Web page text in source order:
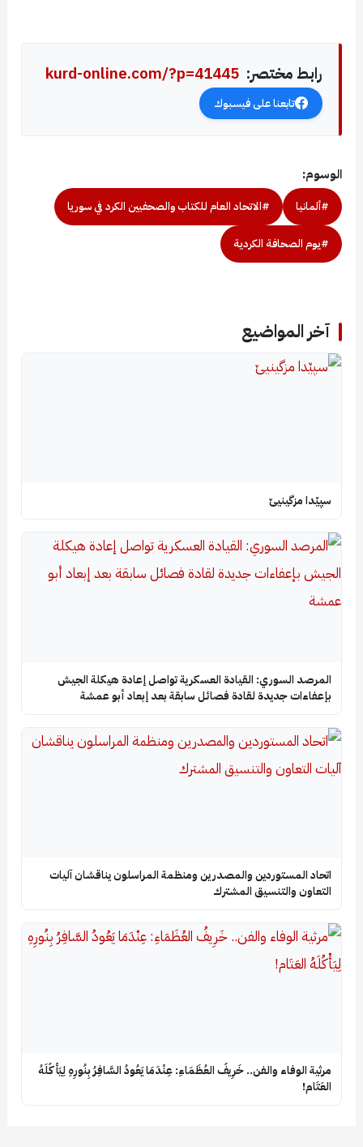
رابط مختصر: kurd-online.com/?p=41445
تابعنا على فيسبوك
الوسوم:
#ألمانيا #الاتحاد العام للكتاب والصحفيين الكرد في سوريا
#يوم الصحافة الكردية
آخر المواضيع
سپێدا مزگینیێ
المرصد السوري: القيادة العسكرية تواصل إعادة هيكلة الجيش
بإعفاءات جديدة لقادة فصائل سابقة بعد إبعاد أبو عمشة
اتحاد المستوردين والمصدرين ومنظمة المراسلون يناقشان آليات
التعاون والتنسيق المشترك
​مرثية الوفاء والفن.. خَرِيفُ العُظَمَاءِ: عِنْدَمَا يَعُودُ السَّافِرُ بِنُورِهِ لِيَأْكُلَهُ
العَتَام!